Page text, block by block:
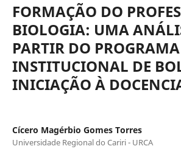
FORMAÇÃO DO
BIOLOGIA: UMA
PARTIR DO PROGRAMA
INSTITUCIONAL DE
INICIAÇÃO À
Cícero Magérbio Gomes Torres
Universidade Regional do Cariri - URCA